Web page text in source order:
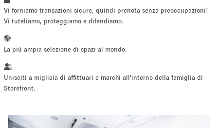
5000+ sq ft
~ 13 persone
artistico
Vi forniamo transazioni sicure, quindi prenota senza preoccupazioni!
Vi tuteliamo, proteggiamo e difendiamo.
La più ampia selezione di spazi al mondo.
Unisciti a migliaia di affittuari e marchi all'interno della famiglia di
Storefront.